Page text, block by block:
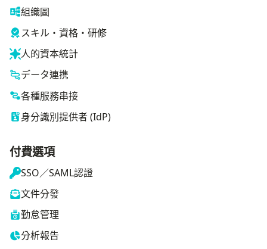
組織圖
スキル・資格・研修
人的資本統計
データ連携
各種服務串接
身分識別提供者 (IdP)
付費選項
SSO／SAML認證
文件分發
勤怠管理
分析報告